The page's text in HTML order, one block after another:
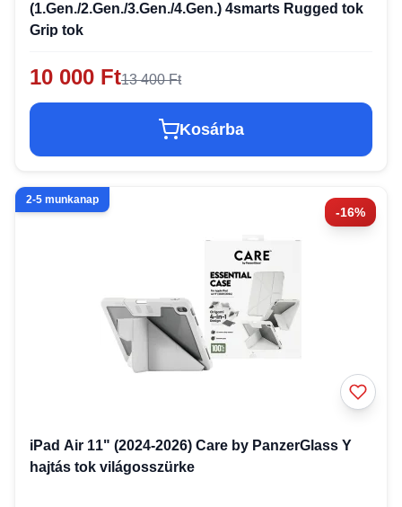
(1.Gen./2.Gen./3.Gen./4.Gen.) 4smarts Rugged tok
Grip tok
10 000 Ft13 400 Ft
Kosárba
-16%
2-5 munkanap
iPad Air 11" (2024-2026) Care by PanzerGlass Y
hajtás tok világosszürke